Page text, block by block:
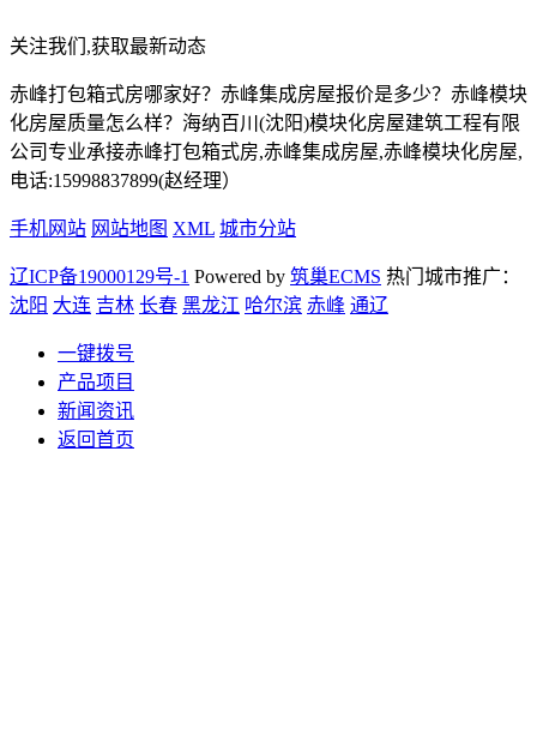
关注我们,获取最新动态
赤峰打包箱式房哪家好？赤峰集成房屋报价是多少？赤峰模块
化房屋质量怎么样？海纳百川(沈阳)模块化房屋建筑工程有限
公司专业承接赤峰打包箱式房,赤峰集成房屋,赤峰模块化房屋,
电话:15998837899(赵经理）
手机网站 网站地图 XML 城市分站
辽ICP备19000129号-1 Powered by 筑巢ECMS 热门城市推广：
沈阳 大连 吉林 长春 黑龙江 哈尔滨 赤峰 通辽
一键拨号
产品项目
新闻资讯
返回首页